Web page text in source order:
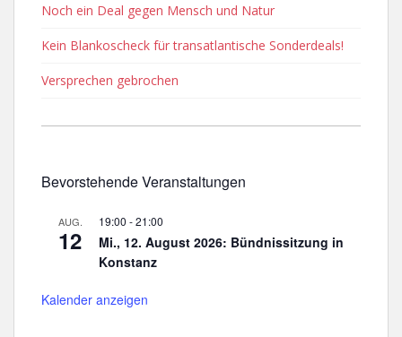
Noch ein Deal gegen Mensch und Natur
Kein Blankoscheck für transatlantische Sonderdeals!
Versprechen gebrochen
Bevorstehende Veranstaltungen
AUG.
12
19:00 -21:00
Mi., 12. August 2026: Bündnissitzung in
Konstanz
Kalender anzeigen